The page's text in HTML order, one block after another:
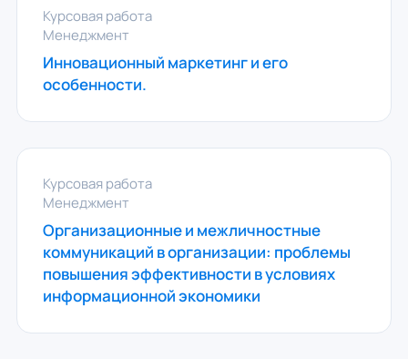
Курсовая работа
Менеджмент
Инновационный маркетинг и его
особенности.
Курсовая работа
Менеджмент
Организационные и межличностные
коммуникаций в организации: проблемы
повышения эффективности в условиях
информационной экономики